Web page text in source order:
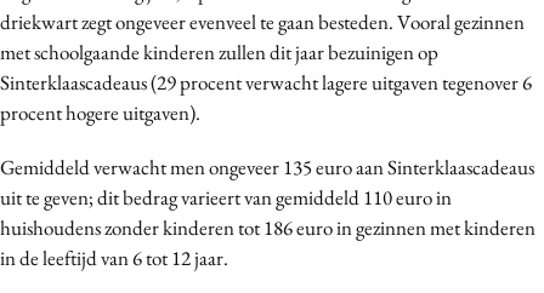
Interne communicatie
Martech
Media
Merkstrategie
Programmatic
Purpose Marketing
Reputatie & crisis
driekwart zegt ongeveer evenveel te gaan besteden. Vooral gezinnen
met schoolgaande kinderen zullen dit jaar bezuinigen op
Sinterklaascadeaus (29 procent verwacht lagere uitgaven tegenover 6
procent hogere uitgaven).
Gemiddeld verwacht men ongeveer 135 euro aan Sinterklaascadeaus
uit te geven; dit bedrag varieert van gemiddeld 110 euro in
huishoudens zonder kinderen tot 186 euro in gezinnen met kinderen
in de leeftijd van 6 tot 12 jaar.